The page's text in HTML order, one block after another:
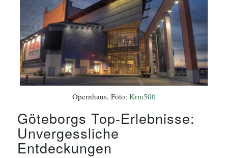
Opernhaus, Foto: Krm500
Göteborgs Top-Erlebnisse:
Unvergessliche
Entdeckungen